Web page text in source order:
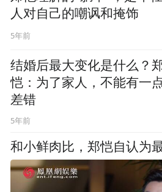
人对自己的嘲讽和掩饰
5年前
结婚后最大变化是什么？
恺：为了家人，不能有一
差错
5年前
和小鲜肉比，郑恺自认为